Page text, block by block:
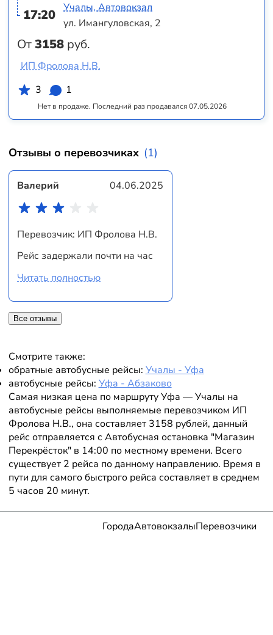
17:20
От3158 руб.
Учалы, Автовокзал
ул. Имангуловская, 2
Нет в продаже. Последний раз продавался 07.05.2026
ИП Фролова Н.В.
3
1
Отзывы о перевозчиках (1)
Валерий 04.06.2025
Перевозчик: ИП Фролова Н.В.
Рейс задержали почти на час
Читать полностью
Все отзывы
Смотрите также:
обратные автобусные рейсы: Учалы - Уфа
автобусные рейсы: Уфа - Абзаково
Самая низкая цена по маршруту Уфа — Учалы на
автобусные рейсы выполняемые перевозчиком ИП
Фролова Н.В., она составляет 3158 рублей, данный
рейс отправляется с Автобусная остановка "Магазин
Перекрёсток" в 14:00 по местному времени. Всего
существует 2 рейса по данному направлению. Время в
пути для самого быстрого рейса составляет в среднем
5 часов 20 минут.
ГородаАвтовокзалыПеревозчики